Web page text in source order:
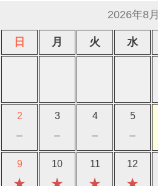
2026年8月
日 月 火 水
2
－
3
－
4
－
5
－
9 10 11 12